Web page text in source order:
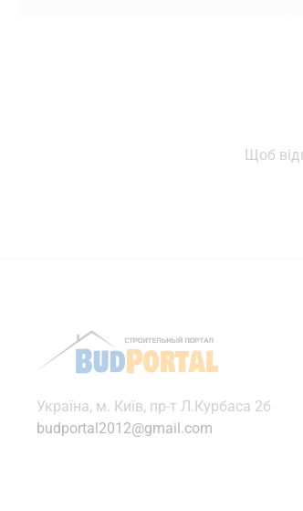
Щоб
Українa, м. Київ, пр-т Л.Курбаса 2б
budportal2012@gmail.com